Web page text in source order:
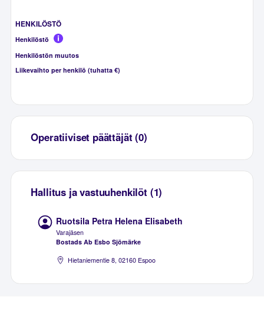
HENKILÖSTÖ
Henkilöstö
Henkilöstön muutos
Liikevaihto per henkilö (tuhatta €)
Operatiiviset päättäjät (0)
Hallitus ja vastuuhenkilöt (1)
Ruotsila Petra Helena Elisabeth
Varajäsen
Bostads Ab Esbo Sjömärke
Hietaniementie 8, 02160 Espoo